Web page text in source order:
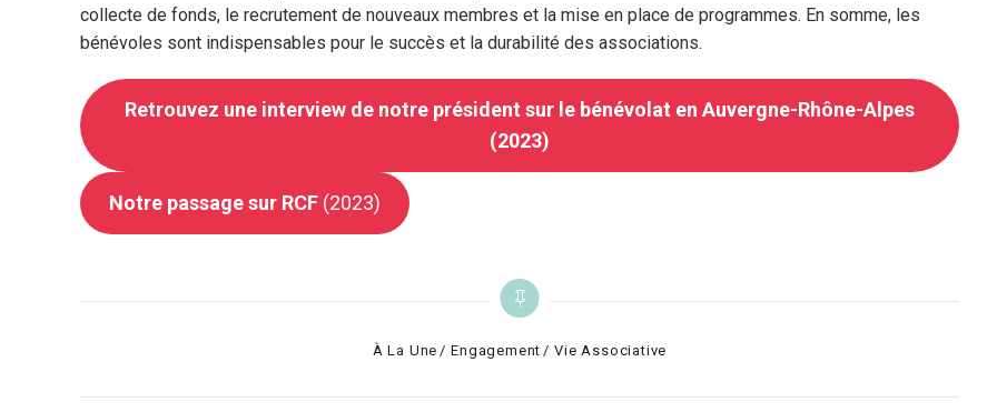
collecte de fonds, le recrutement de nouveaux membres et la mise en place de programmes. En somme, les
bénévoles sont indispensables pour le succès et la durabilité des associations.
Retrouvez une interview de notre président sur le bénévolat en Auvergne-Rhône-Alpes
(2023)
Notre passage sur RCF(2023)
Categories
À La Une Engagement Vie Associative